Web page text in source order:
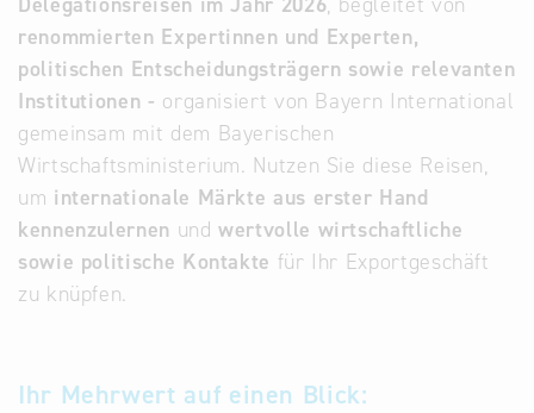
renommierten Expertinnen und Experten,
politischen Entscheidungsträgern sowie relevanten
Institutionen - organisiert von Bayern International
gemeinsam mit dem Bayerischen
Wirtschaftsministerium. Nutzen Sie diese Reisen,
um internationale Märkte aus erster Hand
kennenzulernen undwertvolle wirtschaftliche
sowie politische Kontakte für Ihr Exportgeschäft
zu knüpfen.
Ihr Mehrwert auf einen Blick: